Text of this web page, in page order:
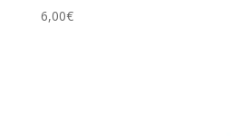
6,00€